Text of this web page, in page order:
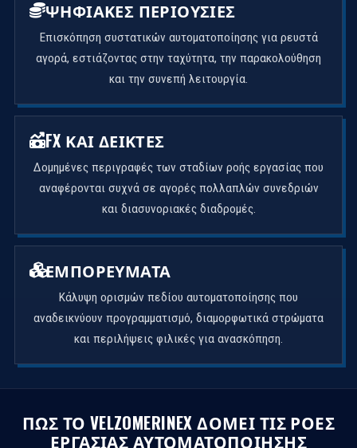
ΨΗΦΙΑΚΈΣ ΠΕΡΙΟΥΣΊΕΣ
Επισκόπηση συστατικών αυτοματοποίησης για ρευστά
αγορά, εστιάζοντας στην ταχύτητα, την παρακολούθηση
και την συνεπή λειτουργία.
FX ΚΑΙ ΔΕΊΚΤΕΣ
Δομημένες περιγραφές των σταδίων ροής εργασίας που
αναφέρονται συχνά σε αγορές πολλαπλών συνεδριών
και διασυνοριακές διαδρομές.
ΕΜΠΟΡΕΎΜΑΤΑ
Κάλυψη ορισμών πεδίου αυτοματοποίησης που
αναδεικνύουν προγραμματισμό, διαμορφωτικά στρώματα
και περιλήψεις φιλικές για ανασκόπηση.
ΠΏΣ ΤΟ VELZOMERINEX ΔΟΜΕΊ ΤΙΣ ΡΟΈΣ
ΕΡΓΑΣΊΑΣ ΑΥΤΟΜΑΤΟΠΟΊΗΣΗΣ